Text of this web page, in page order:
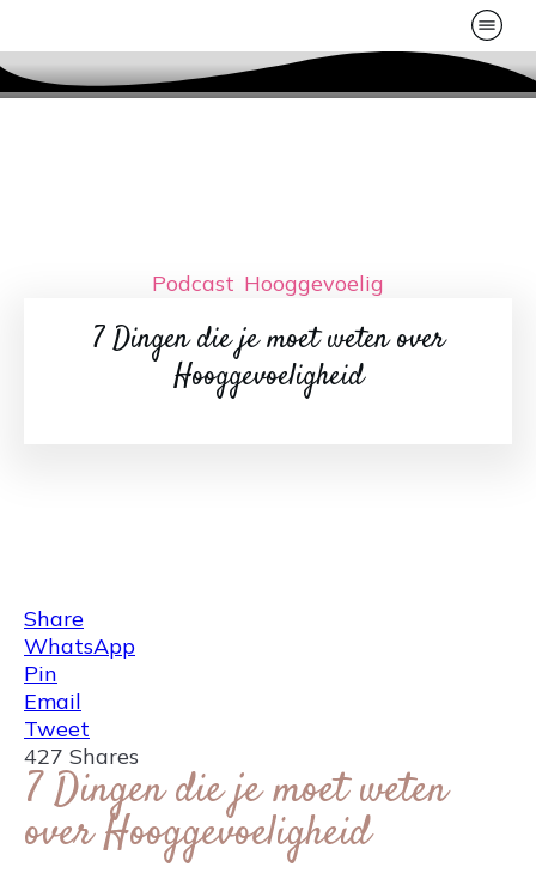
Podcast Hooggevoelig
7 Dingen die je moet weten over
Hooggevoeligheid
Share
WhatsApp
Pin
Email
Tweet
427 Shares
7 Dingen die je moet weten
over Hooggevoeligheid